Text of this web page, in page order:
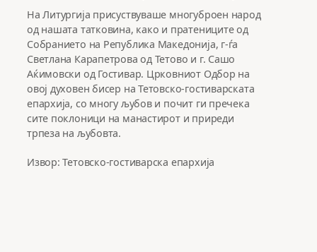
На Литургија присуствуваше многуброен народ
од нашата татковина, како и пратениците од
Собранието на Република Македонија, г-ѓа
Светлана Карапетрова од Тетово и г. Сашо
Аќимовски од Гостивар. Црковниот Одбор на
овој духовен бисер на Тетовско-гостиварската
епархија, со многу љубов и почит ги пречека
сите поклоници на манастирот и приреди
трпеза на љубовта.
Извор: Тетовско-гостиварска епархија